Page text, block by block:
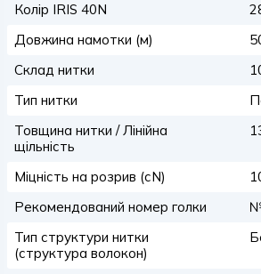
Колір IRIS 40N
Довжина намотки (м)
Склад нитки
Тип нитки
Товщина нитки / Лінійна
щільність
Міцність на розрив (сN)
Рекомендований номер голки
Тип структури нитки
(структура волокон)